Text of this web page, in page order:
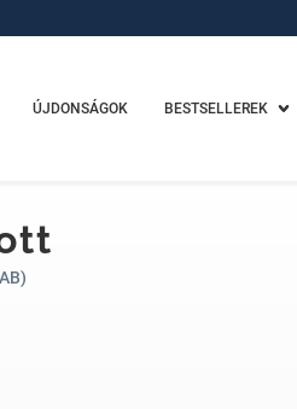
ÚJDONSÁGOK BESTSELLEREK